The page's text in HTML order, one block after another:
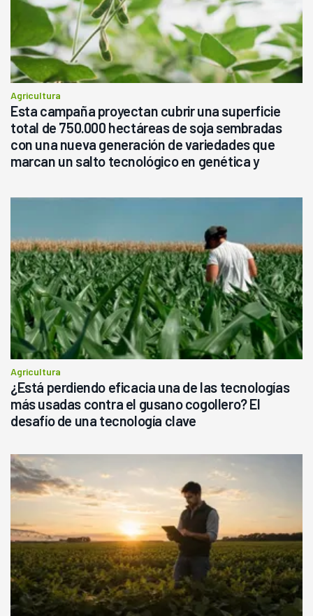
Agricultura
Esta campaña proyectan cubrir una superficie
total de 750.000 hectáreas de soja sembradas
con una nueva generación de variedades que
marcan un salto tecnológico en genética y
Agricultura
¿Está perdiendo eficacia una de las tecnologías
más usadas contra el gusano cogollero? El
desafío de una tecnología clave